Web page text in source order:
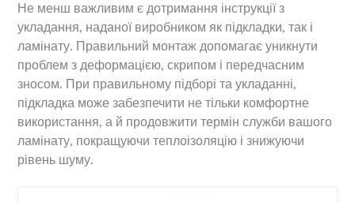
Не менш важливим є дотримання інструкції з
укладання, наданої виробником як підкладки, так і
ламінату. Правильний монтаж допомагає уникнути
проблем з деформацією, скрипом і передчасним
зносом. При правильному підборі та укладанні,
підкладка може забезпечити не тільки комфортне
використання, а й продовжити термін служби вашого
ламінату, покращуючи теплоізоляцію і знижуючи
рівень шуму.